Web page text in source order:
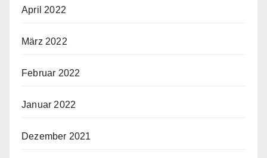
April 2022
März 2022
Februar 2022
Januar 2022
Dezember 2021